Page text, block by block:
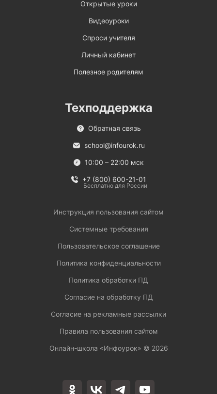
Открытые уроки
Видеоуроки
Спроси учителя
Личный кабинет
Полезное родителям
Техподдержка
Обратная связь
school@infourok.ru
10:00 – 22:00 мск
+7 (800) 600-21-01
Бесплатно для России
Инструкция пользования сайтом
Системные требования
Пользовательское соглашение
Политика конфиденциальности
Политика обработки ПД
Согласие на обработку ПД
Согласие на рекламные рассылки
Правила пользования сайтом
Онлайн-школа «Инфоурок» © 2026